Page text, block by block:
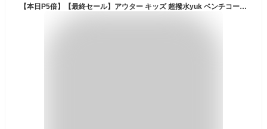
【本日P5倍】【最終セール】アウター キッズ 超撥水yuk ベンチコート ハーフコート ジュニア 大雪 男の子 女の子 120cm 130cm 140cm 150cm 160cm 北海道 YUK ユック 新作 オリジナル 秋 冬 アウター 超撥水加工 耐水圧10000mm カ